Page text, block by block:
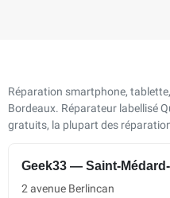
Réparation smartphone,
Bordeaux. Réparateur labellisé
gratuits, la plupart des
Geek33 — Saint-
2 avenue Berlincan